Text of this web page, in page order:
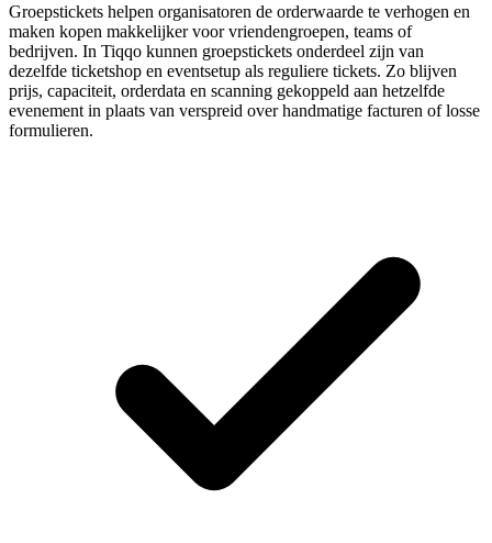
Groepstickets helpen organisatoren de orderwaarde te verhogen en
maken kopen makkelijker voor vriendengroepen, teams of
bedrijven. In Tiqqo kunnen groepstickets onderdeel zijn van
dezelfde ticketshop en eventsetup als reguliere tickets. Zo blijven
prijs, capaciteit, orderdata en scanning gekoppeld aan hetzelfde
evenement in plaats van verspreid over handmatige facturen of losse
formulieren.